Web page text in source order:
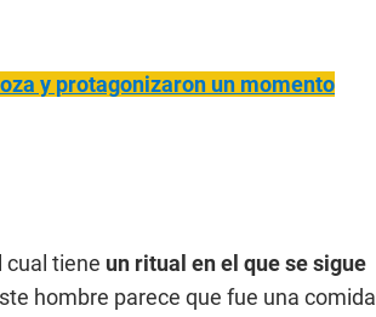
y protagonizaron un momento
cual tiene un ritual en el que se sigue
hombre parece que fue una comida